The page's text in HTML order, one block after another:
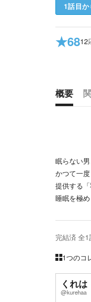
1話目
★6812
概要
眠らない男
かつて一
提供する
睡眠を極
完結済 全1
1つのコ
くれは
@kurehaa